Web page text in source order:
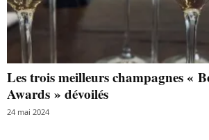
Les trois meilleurs champagnes «
Awards » dévoilés
24 mai 2024